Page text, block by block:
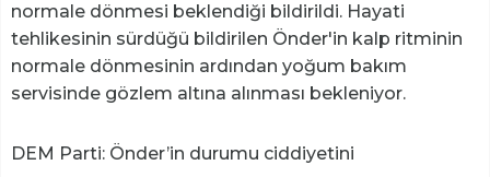
normale dönmesi beklendiği bildirildi. Hayati
tehlikesinin sürdüğü bildirilen Önder'in kalp ritminin
normale dönmesinin ardından yoğum bakım
servisinde gözlem altına alınması bekleniyor.
DEM Parti: Önder’in durumu ciddiyetini